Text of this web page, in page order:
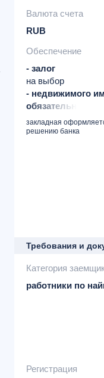
Валюта счета
RUB
Обеспечение
- залог
на выбор
- недвижимого
обязательно
квартира, коттедж
земельным
закладная
решению банка
Требования и
Категория
работники по
Регистрация